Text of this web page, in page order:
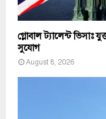
গ্লোবাল ট্যালেন্ট ভিসাঃ
সুযোগ
August 8, 2026